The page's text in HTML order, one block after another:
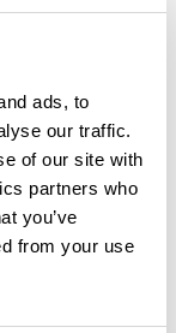
ads, to
our traffic.
of our site with
partners who
you’ve
from your use
proximité de